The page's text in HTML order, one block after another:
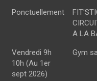
Ponctuellement
A LA
Vendredi 9h
10h (Au 1er
sept 2026)
Gym